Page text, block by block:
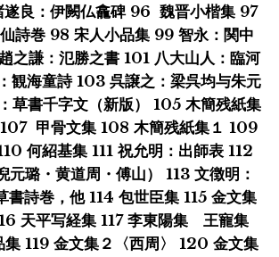
遂良：伊闕仏龕碑 96 魏晋小楷集 97
詩巻 98 宋人小品集 99 智永：関中
之謙：氾勝之書 101 八大山人：臨河
観海童詩 103 呉譲之：梁呉均与朱元
草書千字文（新版） 105 木簡残紙集
甲骨文集 108 木簡残紙集１ 109
何紹基集 111 祝允明：出師表 112
元璐・黄道周・傅山） 113 文徴明：
書詩巻，他 114 包世臣集 115 金文集
天平写経集 117 李東陽集 王寵集
集 119 金文集２〈西周〉 120 金文集